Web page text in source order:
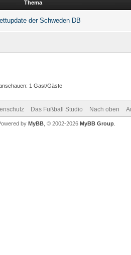
Thema
der Schweden DB
1 Gast/Gäste
Das Fußball Studio Nach oben
by MyBB , © 2002-2026 MyBB Group